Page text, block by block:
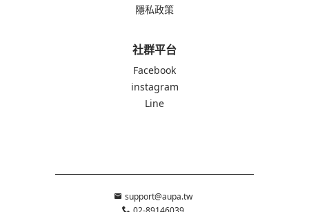
隱私政策
社群平台
Facebook
instagram
Line
support@aupa.tw